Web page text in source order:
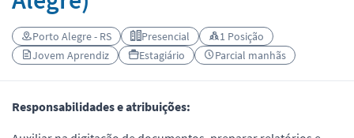
Porto Alegre - RS Presencial
1 Posição
Jovem Aprendiz
Estagiário Parcial manhãs
Responsabilidades e atribuições: